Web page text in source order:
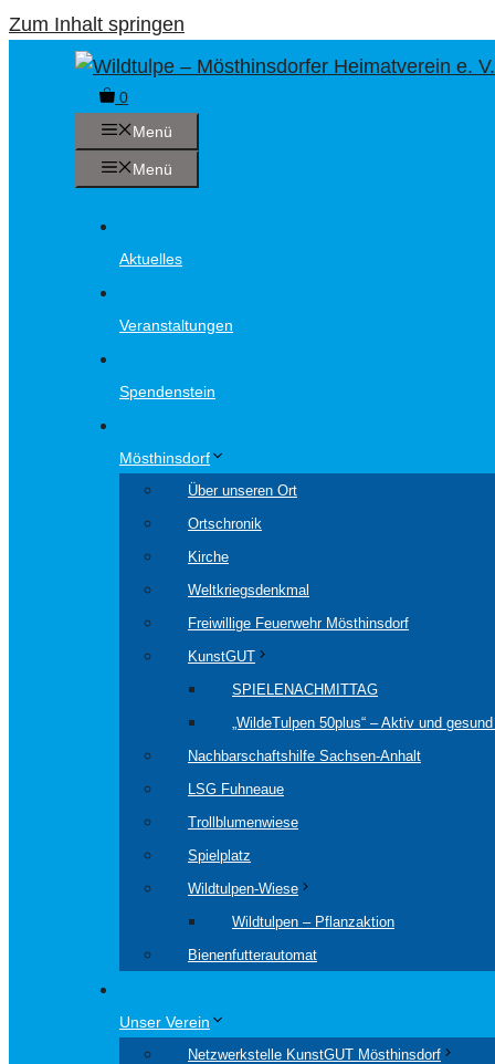
Zum Inhalt springen
0
Menü
Menü
Aktuelles
Veranstaltungen
Spendenstein
Mösthinsdorf
Über unseren Ort
Ortschronik
Kirche
Weltkriegsdenkmal
Freiwillige Feuerwehr Mösthinsdorf
KunstGUT
SPIELENACHMITTAG
„WildeTulpen 50plus“ – Aktiv und
Nachbarschaftshilfe Sachsen-Anhalt
LSG Fuhneaue
Trollblumenwiese
Spielplatz
Wildtulpen-Wiese
Wildtulpen – Pflanzaktion
Bienenfutterautomat
Unser Verein
Netzwerkstelle KunstGUT Mösthinsdorf